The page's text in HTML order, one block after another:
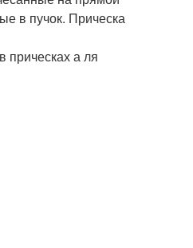
в пучок. Прическа
а ля